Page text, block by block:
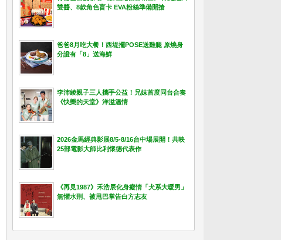
雙醬、8款角色盲卡 EVA粉絲準備開搶
爸爸8月吃大餐！西堤擺POSE送雞腿 原燒身
分證有「8」送海鮮
李沛綾親子三人攜手公益！兄妹首度同台合奏
《快樂的天堂》洋溢溫情
2026金馬經典影展8/5-8/16台中場展開！共映
25部電影大師比利懷德代表作
《再見1987》禾浩辰化身癡情「犬系大暖男」
無懼水刑、被甩巴掌告白方志友